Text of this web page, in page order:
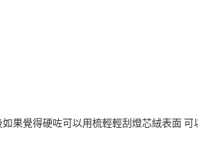
果覺得硬咗可以用梳輕輕刮燈芯絨表面 可